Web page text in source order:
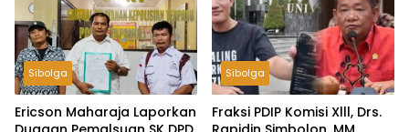
Sibolga
Ericson Maharaja Laporkan
Sibolga
Fraksi PDIP Komisi Xlll, Drs.